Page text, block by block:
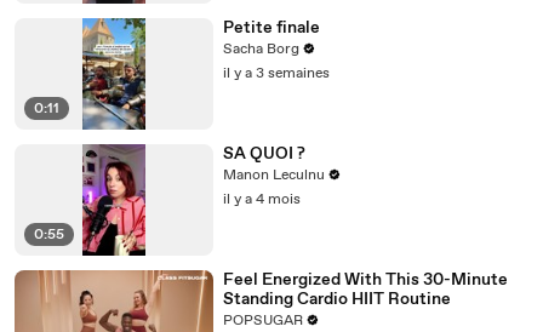
0:11
Petite finale
Sacha Borg
il y a 3 semaines
0:55
SA QUOI ?
Manon Leculnu
il y a 4 mois
Feel Energized With This 30-Minute
Standing Cardio HIIT Routine
POPSUGAR